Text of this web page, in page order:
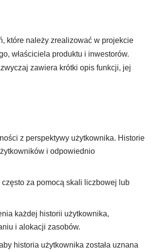
które należy zrealizować w projekcie
właściciela produktu i inwestorów.
zawiera krótki opis funkcji, jej
z perspektywy użytkownika. Historie
i odpowiednio
za pomocą skali liczbowej lub
każdej historii użytkownika,
i alokacji zasobów.
historia użytkownika została uznana